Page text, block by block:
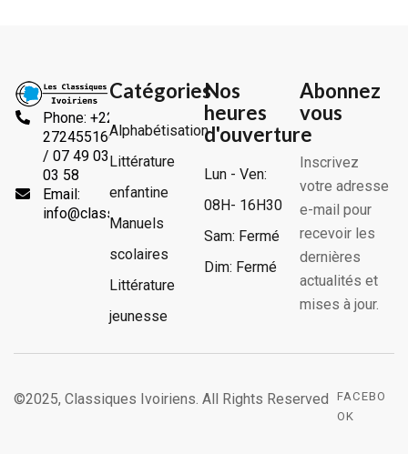
Phone: +225
2724551666
/ 07 49 03
03 58
Email:
info@classiquesivoiriens.com
Catégories
Alphabétisation
Littérature
enfantine
Manuels
scolaires
Littérature
jeunesse
Nos
heures
d'ouverture
Lun - Ven:
08H- 16H30
Sam: Fermé
Dim: Fermé
Abonnez
vous
Inscrivez
votre adresse
e-mail pour
recevoir les
dernières
actualités et
mises à jour.
©2025, Classiques Ivoiriens. All Rights Reserved
FACEBO
OK